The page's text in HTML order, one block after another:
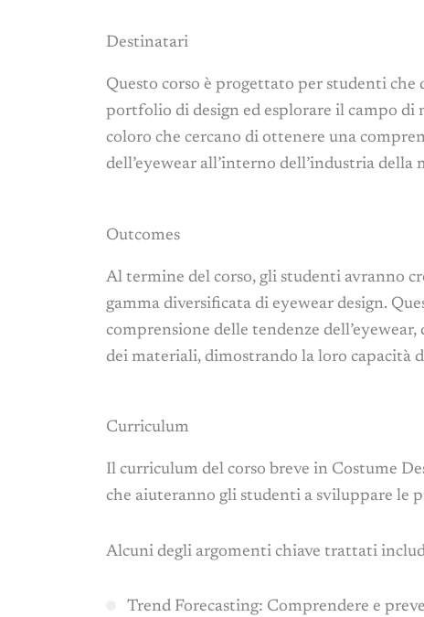
Destinatari
Questo corso è progettato per studenti che
portfolio di design ed esplorare il campo di
coloro che cercano di ottenere una
dell’eyewear all’interno dell’industria della
Outcomes
Al termine del corso, gli studenti avranno
gamma diversificata di eyewear design.
comprensione delle tendenze dell’eyewear,
dei materiali, dimostrando la loro capacità
Curriculum
Il curriculum del corso breve in Costume
che aiuteranno gli studenti a sviluppare le
Alcuni degli argomenti chiave trattati
Trend Forecasting: Comprendere e